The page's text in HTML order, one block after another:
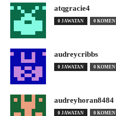
atqgracie4
0 JAWATAN 0 KOMEN
audreycribbs
0 JAWATAN 0 KOMEN
audreyhoran8484
0 JAWATAN 0 KOMEN